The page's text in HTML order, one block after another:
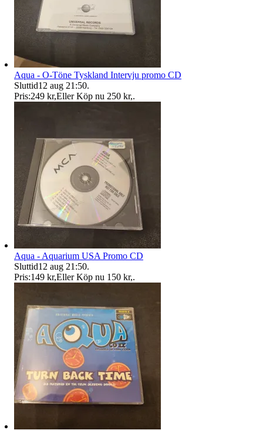
Aqua - O-Töne Tyskland Intervju promo CD
Sluttid12 aug 21:50.
Pris:249 kr,Eller Köp nu 250 kr,.
Aqua - Aquarium USA Promo CD
Sluttid12 aug 21:50.
Pris:149 kr,Eller Köp nu 150 kr,.